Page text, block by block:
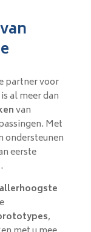
partner voor
al meer dan
van
Met
ondersteunen
eerste
allerhoogste
,